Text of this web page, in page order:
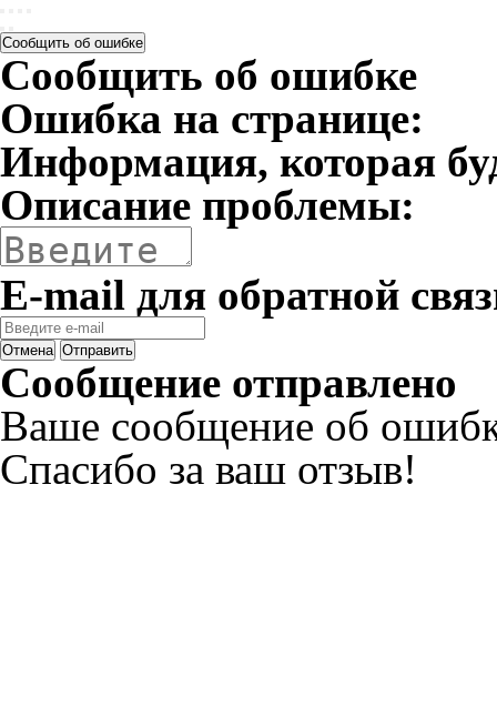
Сообщить об ошибке
Сообщить об ошибке
Ошибка на странице:
Информация, которая
Описание проблемы:
E-mail для обратной
Отмена Отправить
Сообщение отправлено
Ваше сообщение об
Спасибо за ваш отзыв!